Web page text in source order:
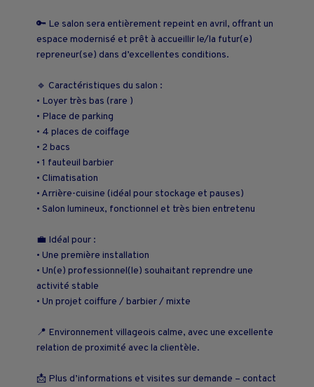
🔑 Le salon sera entièrement repeint en avril, offrant un
espace modernisé et prêt à accueillir le/la futur(e)
repreneur(se) dans d’excellentes conditions.
🔹 Caractéristiques du salon :
• Loyer très bas (rare )
• Place de parking
• 4 places de coiffage
• 2 bacs
• 1 fauteuil barbier
• Climatisation
• Arrière-cuisine (idéal pour stockage et pauses)
• Salon lumineux, fonctionnel et très bien entretenu
💼 Idéal pour :
• Une première installation
• Un(e) professionnel(le) souhaitant reprendre une
activité stable
• Un projet coiffure / barbier / mixte
📍 Environnement villageois calme, avec une excellente
relation de proximité avec la clientèle.
📩 Plus d’informations et visites sur demande – contact